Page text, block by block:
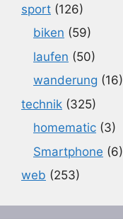
sport (126)
biken (59)
laufen (50)
wanderung (16)
technik (325)
homematic (3)
Smartphone (6)
web (253)